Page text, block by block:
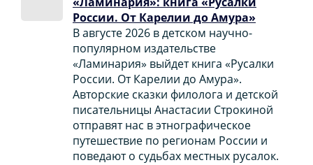
России. От Карелии до Амура»
В августе 2026 в детском научно-
популярном издательстве
«Ламинария» выйдет книга «Русалки
России. От Карелии до Амура».
Авторские сказки филолога и детской
писательницы Анастасии Строкиной
отправят нас в этнографическое
путешествие по регионам России и
поведают о судьбах местных русалок.